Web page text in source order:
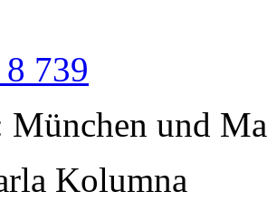
739
München und
Kolumna